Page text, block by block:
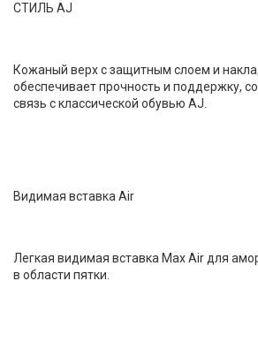
СТИЛЬ AJ
Кожаный верх с защитным слоем и
обеспечивает прочность и поддержку,
связь с классической обувью AJ.
Видимая вставка Air
Легкая видимая вставка Max Air для
в области пятки.